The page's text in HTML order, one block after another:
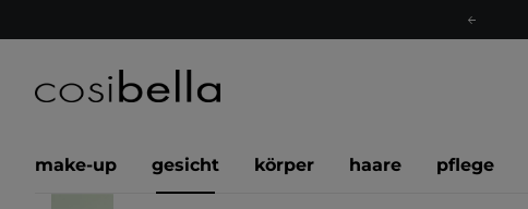
make-up gesicht körper haare pflege